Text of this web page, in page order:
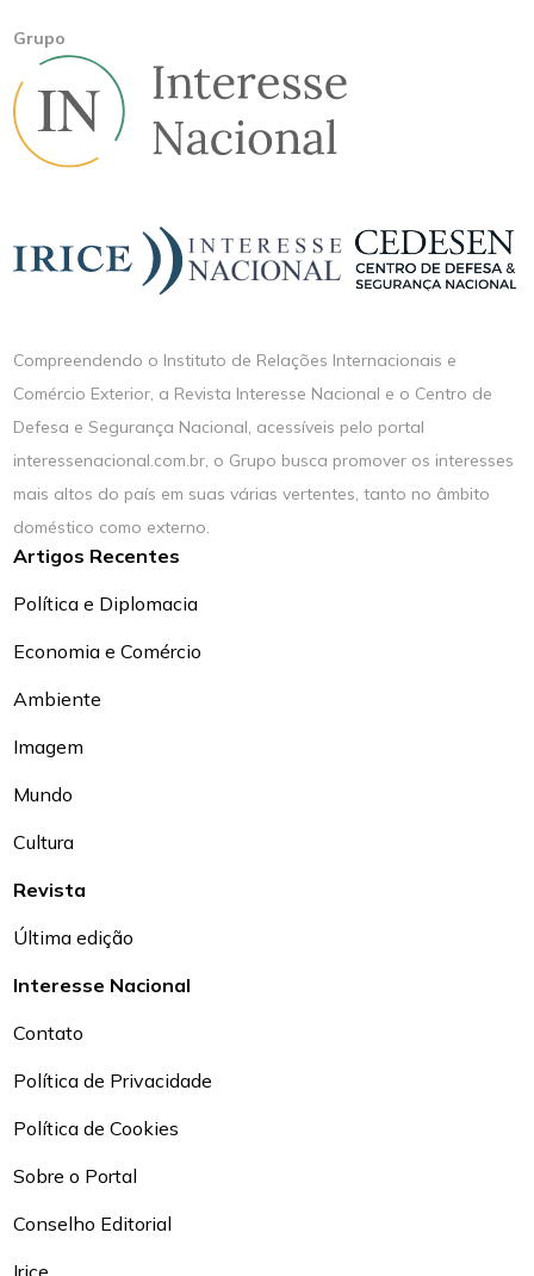
Grupo
Compreendendo o Instituto de Relações Internacionais e
Comércio Exterior, a Revista Interesse Nacional e o Centro de
Defesa e Segurança Nacional, acessíveis pelo portal
interessenacional.com.br, o Grupo busca promover os interesses
mais altos do país em suas várias vertentes, tanto no âmbito
doméstico como externo.
Artigos Recentes
Política e Diplomacia
Economia e Comércio
Ambiente
Imagem
Mundo
Cultura
Revista
Última edição
Interesse Nacional
Contato
Política de Privacidade
Política de Cookies
Sobre o Portal
Conselho Editorial